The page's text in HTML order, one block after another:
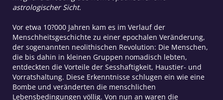
astrologischer Sicht.
Vor etwa 10?000 Jahren kam es im Verlauf der
Menschheitsgeschichte zu einer epochalen Veränderung,
der sogenannten neolithischen Revolution: Die Menschen,
die bis dahin in kleinen Gruppen nomadisch lebten,
entdeckten die Vorteile der Sesshaftigkeit, Haustier- und
Vorratshaltung. Diese Erkenntnisse schlugen ein wie eine
Bombe und veränderten die menschlichen
Lebensbedingungen völlig. Von nun an waren die